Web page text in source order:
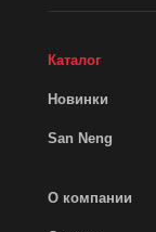
Каталог
Новинки
San Neng
О компании